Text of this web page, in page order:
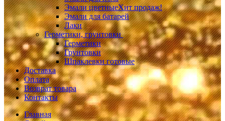
Эмали цветныеХит продаж!
Эмали для батарей
Лаки
Герметики, грунтовки
Герметики
Грунтовки
Шпаклевки готовые
Доставка
Оплата
Возврат товара
Контакты
Главная